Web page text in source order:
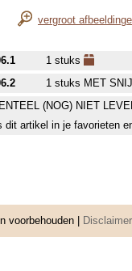
vergroot
1 stuks
1 stuks MET
(NOG) NIET
dit artikel in je favorieten
voorbehouden | Disclaimer